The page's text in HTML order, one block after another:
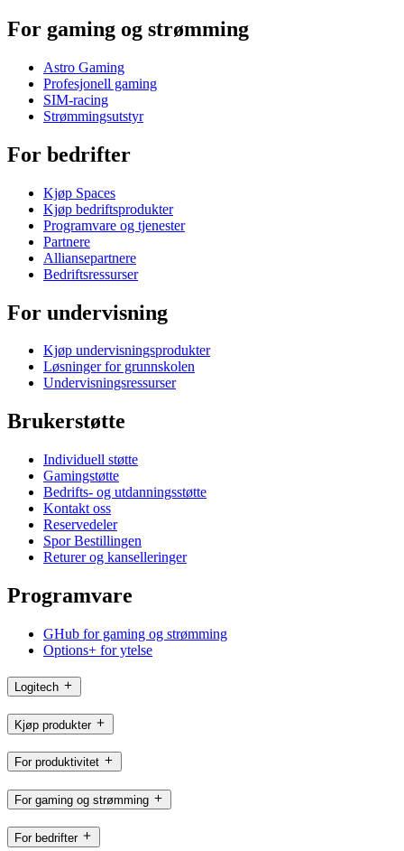
For gaming og strømming
Astro Gaming
Profesjonell gaming
SIM-racing
Strømmingsutstyr
For bedrifter
Kjøp Spaces
Kjøp bedriftsprodukter
Programvare og tjenester
Partnere
Alliansepartnere
Bedriftsressurser
For undervisning
Kjøp undervisningsprodukter
Løsninger for grunnskolen
Undervisningsressurser
Brukerstøtte
Individuell støtte
Gamingstøtte
Bedrifts- og utdanningsstøtte
Kontakt oss
Reservedeler
Spor Bestillingen
Returer og kanselleringer
Programvare
GHub for gaming og strømming
Options+ for ytelse
Logitech
Kjøp produkter
For produktivitet
For gaming og strømming
For bedrifter